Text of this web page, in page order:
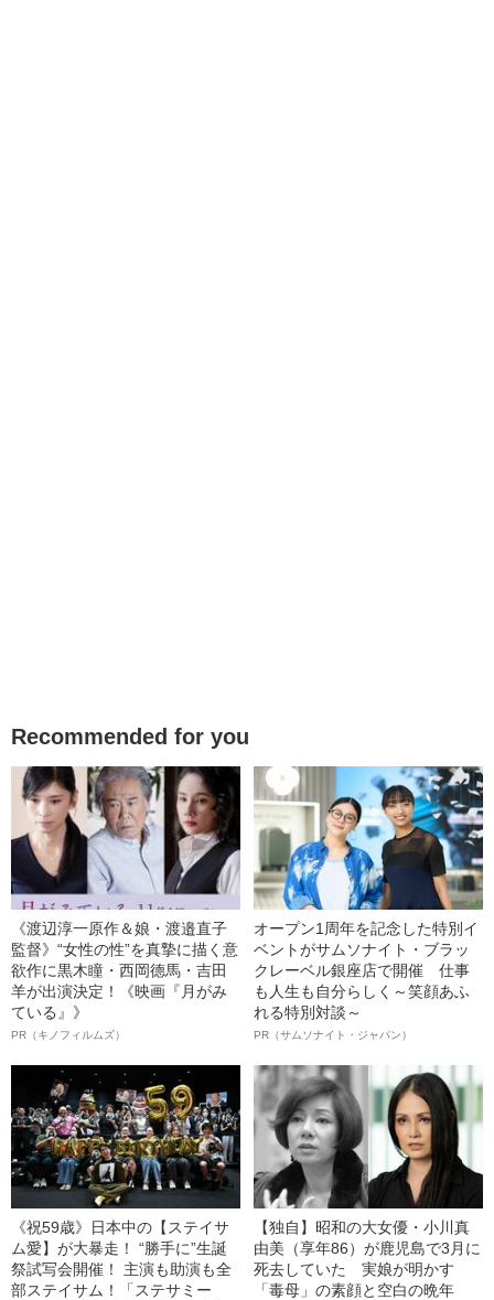
Recommended for you
《渡辺淳一原作＆娘・渡邉直子
監督》“女性の性”を真摯に描く意
欲作に黒木瞳・西岡德馬・吉田
羊が出演決定！《映画『月がみ
ている』》
PR（キノフィルムズ）
オープン1周年を記念した特別イ
ベントがサムソナイト・ブラッ
クレーベル銀座店で開催 仕事
も人生も自分らしく～笑顔あふ
れる特別対談～
PR（サムソナイト・ジャパン）
《祝59歳》日本中の【ステイサ
ム愛】が大暴走！ “勝手に”生誕
祭試写会開催！ 主演も助演も全
部ステイサム！「ステサミー
【独自】昭和の大女優・小川真
由美（享年86）が鹿児島で3月に
死去していた 実娘が明かす
「毒母」の素顔と空白の晩年